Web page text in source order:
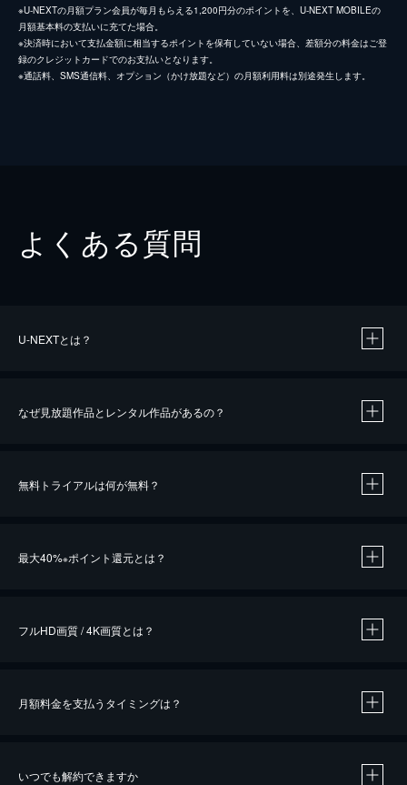
※U-NEXTの月額プラン会員が毎月もらえる1,200円分のポイントを、U-NEXT MOBILEの
月額基本料の支払いに充てた場合。
※決済時において支払金額に相当するポイントを保有していない場合、差額分の料金はご登
録のクレジットカードでのお支払いとなります。
※通話料、SMS通信料、オプション（かけ放題など）の月額利用料は別途発生します。
よくある質問
U-NEXTとは？
なぜ見放題作品とレンタル作品があるの？
無料トライアルは何が無料？
最大40%※ポイント還元とは？
※40％ポイント還元の対象は、クレジットカード決済による作品の購入 / レンタルです。
フルHD画質 / 4K画質とは？
月額料金を支払うタイミングは？
いつでも解約できますか